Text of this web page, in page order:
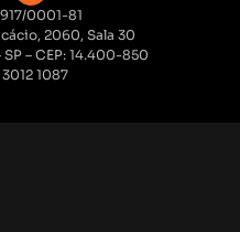
0001-81
2060, Sala 30
– CEP: 14.400-850
3012 1087